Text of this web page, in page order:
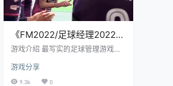
《FM2022/足球经理2022》
steam正版离线共享账号
游戏介绍 最写实的足球管理游戏。
循序渐进的全新方法以让你获取优
势，融入你的足球理念并赢得胜利
游戏分享
9.3k 0